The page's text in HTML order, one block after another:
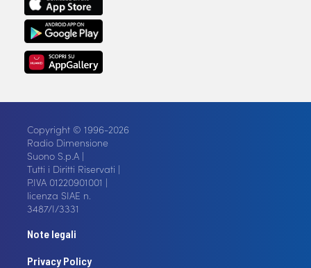
Copyright © 1996-2026
Radio Dimensione
Suono S.p.A |
Tutti i Diritti Riservati |
P.IVA 01220901001 |
licenza SIAE n.
3487/I/3331
Note legali
Privacy Policy